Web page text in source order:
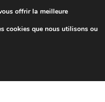
partir de 7 EUR
de 9 h à 16 h
offrir la meilleure
cookies que nous utilisons ou